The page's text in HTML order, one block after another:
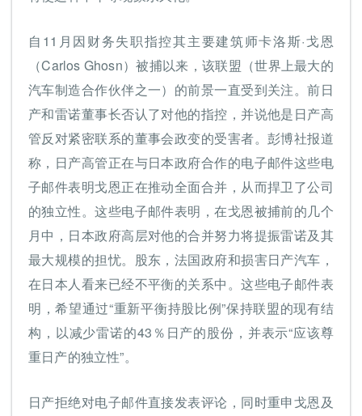
自11月因财务失职指控其主要建筑师卡洛斯·戈恩
（Carlos Ghosn）被捕以来，该联盟（世界上最大的
汽车制造合作伙伴之一）的前景一直受到关注。前日
产和雷诺董事长否认了对他的指控，并说他是日产高
管反对紧密联系的董事会政变的受害者。彭博社报道
称，日产高管正在与日本政府合作的电子邮件这些电
子邮件表明戈恩正在推动全面合并，从而捍卫了公司
的独立性。这些电子邮件表明，在戈恩被捕前的几个
月中，日本政府高层对他的合并努力将提振雷诺及其
最大规模的担忧。股东，法国政府和损害日产汽车，
在日本人看来已经不平衡的关系中。这些电子邮件表
明，希望通过“重新平衡持股比例”保持联盟的现有结
构，以减少雷诺的43％日产的股份，并表示“应该尊
重日产的独立性”。
日产拒绝对电子邮件直接发表评论，同时重申戈恩及